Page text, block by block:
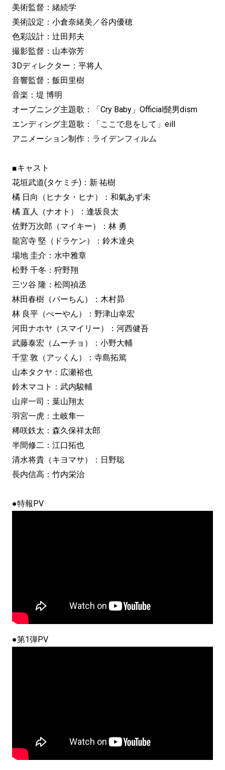
美術監督：緒続学
美術設定：小倉奈緒美／谷内優穂
色彩設計：辻田邦夫
撮影監督：山本弥芳
3Dディレクター：平将人
音響監督：飯田里樹
音楽：堤 博明
オープニング主題歌：「Cry Baby」Official髭男dism
エンディング主題歌：「ここで息をして」eill
アニメーション制作：ライデンフィルム
■キャスト
花垣武道(タケミチ)：新 祐樹
橘 日向（ヒナタ・ヒナ）：和氣あず未
橘 直人（ナオト）：逢坂良太
佐野万次郎（マイキー）：林 勇
龍宮寺 堅（ドラケン）：鈴木達央
場地 圭介：水中雅章
松野 千冬：狩野翔
三ツ谷 隆：松岡禎丞
林田春樹（パーちん）：木村昴
林 良平（ぺーやん）：野津山幸宏
河田ナホヤ（スマイリー）：河西健吾
武藤泰宏（ムーチョ）：小野大輔
千堂 敦（アッくん）：寺島拓篤
山本タクヤ：広瀬裕也
鈴木マコト：武内駿輔
山岸一司：葉山翔太
羽宮一虎：土岐隼一
稀咲鉄太：森久保祥太郎
半間修二：江口拓也
清水将貴（キヨマサ）：日野聡
長内信高：竹内栄治
●特報PV
●第1弾PV